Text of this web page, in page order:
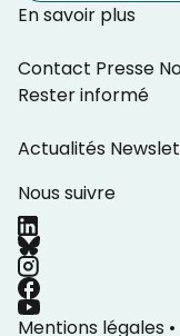
En savoir plus
Contact Presse
Rester informé
Actualités
Nous suivre
Mentions légales •